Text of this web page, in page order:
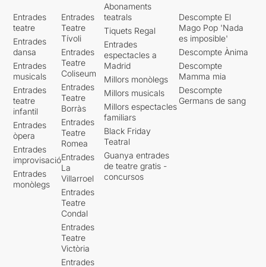
Entrades
teatre
Entrades
dansa
Entrades
musicals
Entrades
teatre
infantil
Entrades
òpera
Entrades
improvisació
Entrades
monòlegs
Entrades
Teatre
Tívoli
Entrades
Teatre
Coliseum
Entrades
Teatre
Borràs
Entrades
Teatre
Romea
Entrades
La
Villarroel
Entrades
Teatre
Condal
Entrades
Teatre
Victòria
Entrades
Abonaments
teatrals
Tiquets Regal
Entrades
espectacles a
Madrid
Millors monòlegs
Millors musicals
Millors espectacles
familiars
Black Friday
Teatral
Guanya entrades
de teatre gratis -
concursos
Descompte El
Mago Pop 'Nada
es imposible'
Descompte Ànima
Descompte
Mamma mia
Descompte
Germans de sang